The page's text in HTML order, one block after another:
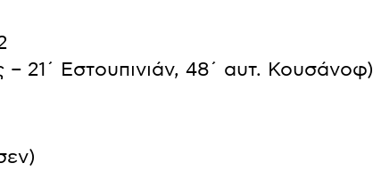
21΄ Εστουπινιάν, 48΄ αυτ. Κουσάνοφ)